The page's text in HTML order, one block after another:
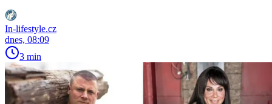
In-lifestyle.cz
dnes, 08:09
3 min